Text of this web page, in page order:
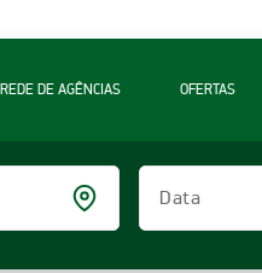
REDE DE AGÊNCIAS OFERTAS
Data